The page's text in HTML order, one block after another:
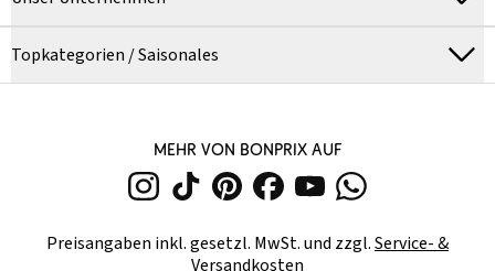
Topkategorien / Saisonales
MEHR VON BONPRIX AUF
Preisangaben inkl. gesetzl. MwSt. und zzgl.Service- &
Versandkosten